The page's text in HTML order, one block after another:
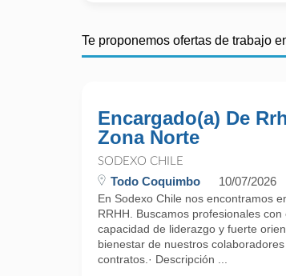
Te proponemos ofertas de trabajo
Encargado(a) De
Zona Norte
SODEXO CHILE
Todo Coquimbo 10/07/2026
En Sodexo Chile nos encontramos
RRHH. Buscamos profesionales
capacidad de liderazgo y fuerte
bienestar de nuestros
contratos.· Descripción ...